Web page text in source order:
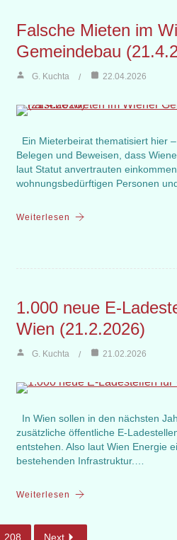
Falsche Mieten im
Gemeindebau
G. Kuchta 22.04.2026
Ein Mieterbeirat thematisiert hier
Belegen und Beweisen, dass
laut Statut anvertrauten
wohnungsbedürftigen Personen
Weiterlesen
1.000 neue E-
Wien (21.2.2026)
G. Kuchta 21.02.2026
In Wien sollen in den nächsten
zusätzliche öffentliche E-
entstehen. Also laut Wien Energie
bestehenden Infrastruktur.…
Weiterlesen
208 Next